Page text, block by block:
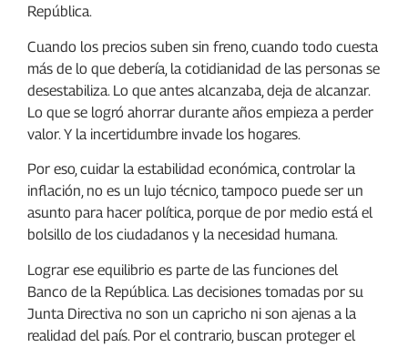
República.
Cuando los precios suben sin freno, cuando todo cuesta
más de lo que debería, la cotidianidad de las personas se
desestabiliza. Lo que antes alcanzaba, deja de alcanzar.
Lo que se logró ahorrar durante años empieza a perder
valor. Y la incertidumbre invade los hogares.
Por eso, cuidar la estabilidad económica, controlar la
inflación, no es un lujo técnico, tampoco puede ser un
asunto para hacer política, porque de por medio está el
bolsillo de los ciudadanos y la necesidad humana.
Lograr ese equilibrio es parte de las funciones del
Banco de la República. Las decisiones tomadas por su
Junta Directiva no son un capricho ni son ajenas a la
realidad del país. Por el contrario, buscan proteger el